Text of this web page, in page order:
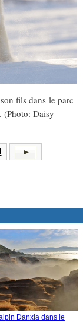
PHOTOS
fils dans le parc
(Photo: Daisy
Danxia dans le